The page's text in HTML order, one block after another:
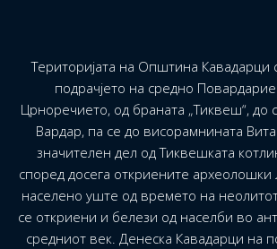
Територијата на Општина Кавадарци
подрачјето на средно
Црноречието, од браната „Тиквеш“, до
Вардар, па се до висорамнината
значителен дел од Тиквешката
според досега откриените археолошки
населено уште од времето на
се откриени и белези од населби во
средниот век. Денеска Кавадарци на